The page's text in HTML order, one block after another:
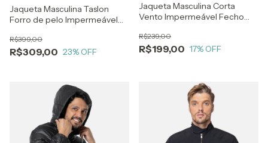
Jaqueta Masculina Taslon
Forro de pelo Impermeável
R$309,00
R$399,00
23% OFF
Jaqueta Masculina Corta
Vento Impermeável Fecho
R$199,00
R$239,00
17% OFF